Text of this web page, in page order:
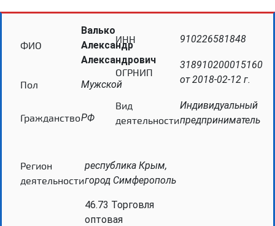
ФИО
Валько
Александр
Александрович
Пол Мужской
ГражданствоРФ
ИНН 910226581848
ОГРНИП
318910200015160
от 2018-02-12 г.
Вид
деятельности
Индивидуальный
предприниматель
Регион
деятельности
республика Крым,
город Симферополь
46.73 Торговля
оптовая